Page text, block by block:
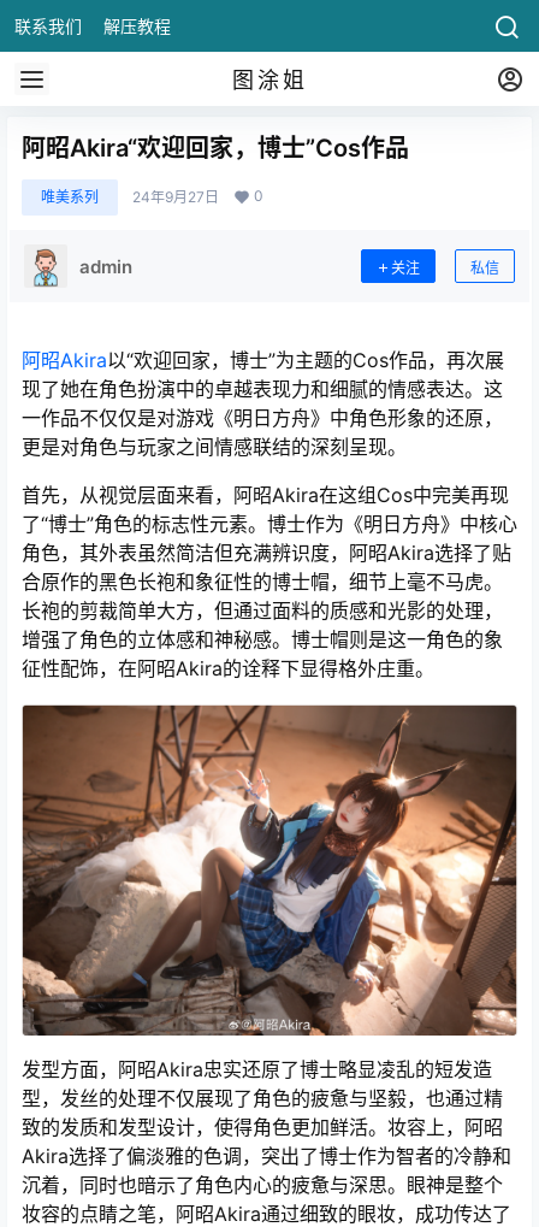
联系我们 解压教程
图涂姐
阿昭Akira“欢迎回家，博士”Cos作品
唯美系列 24年9月27日 0
admin 关注 私信
阿昭Akira以“欢迎回家，博士”为主题的Cos作品，再次展
现了她在角色扮演中的卓越表现力和细腻的情感表达。这
一作品不仅仅是对游戏《明日方舟》中角色形象的还原，
更是对角色与玩家之间情感联结的深刻呈现。
首先，从视觉层面来看，阿昭Akira在这组Cos中完美再现
了“博士”角色的标志性元素。博士作为《明日方舟》中核心
角色，其外表虽然简洁但充满辨识度，阿昭Akira选择了贴
合原作的黑色长袍和象征性的博士帽，细节上毫不马虎。
长袍的剪裁简单大方，但通过面料的质感和光影的处理，
增强了角色的立体感和神秘感。博士帽则是这一角色的象
征性配饰，在阿昭Akira的诠释下显得格外庄重。
发型方面，阿昭Akira忠实还原了博士略显凌乱的短发造
型，发丝的处理不仅展现了角色的疲惫与坚毅，也通过精
致的发质和发型设计，使得角色更加鲜活。妆容上，阿昭
Akira选择了偏淡雅的色调，突出了博士作为智者的冷静和
沉着，同时也暗示了角色内心的疲惫与深思。眼神是整个
妆容的点睛之笔，阿昭Akira通过细致的眼妆，成功传达了